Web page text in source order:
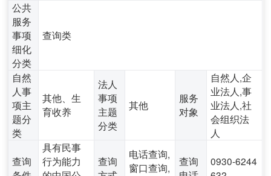
公共
服务
事项
细化
分类
查询类
自然
人事
项主
题分
类
其他、生
育收养
法人
事项
主题
分类
其他
服务
对象
自然人,企
业法人,事
业法人,社
会组织法
人
查询
具有民事
行为能力
查询
电话查询,
窗口查询,
查询
0930-6244